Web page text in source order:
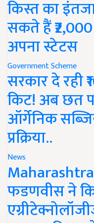
किस्त का
सकते हैं
अपना स्टेटस
Government Scheme
सरकार दे रही
किट! अब छत
ऑर्गेनिक
प्रक्रिया..
News
फडणवीस ने